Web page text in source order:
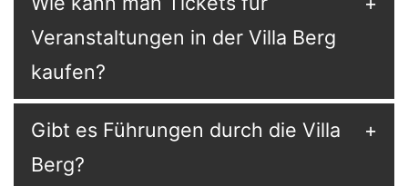
Veranstaltungen in der Villa Berg
kaufen?
Gibt es Führungen durch die Villa
Berg?